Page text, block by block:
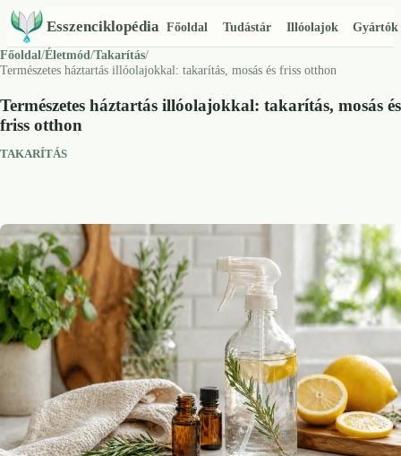
Esszenciklopédia Főoldal Tudástár Illóolajok
Gyártók
Főoldal/Életmód/Takarítás/
Természetes háztartás illóolajokkal: takarítás, mosás és friss otthon
Természetes háztartás illóolajokkal: takarítás, mosás és
friss otthon
TAKARÍTÁS